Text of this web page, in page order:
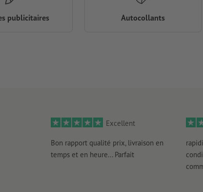
Excellent
Bon rapport qualité prix, livraison en
temps et en heure... Parfait
publicitaires Autocollants